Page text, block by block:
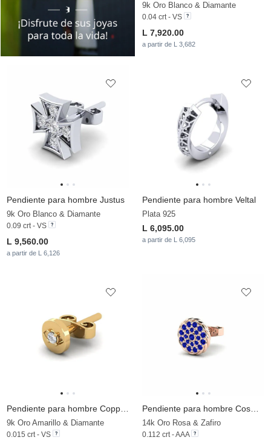
9k Oro Blanco & Diamante
0.04 crt - VS
L 7,920.00
a partir de L 3,682
Pendiente para hombre Justus
9k Oro Blanco & Diamante
0.09 crt - VS
L 9,560.00
a partir de L 6,126
Pendiente para hombre Veltal
Plata 925
L 6,095.00
a partir de L 6,095
9k Oro Amarillo & Diamante
0.015 crt - VS
14k Oro Rosa & Zafiro
0.112 crt - AAA